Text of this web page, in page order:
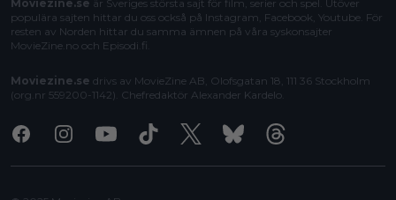
Moviezine.se är Sveriges största sajt för film, serier och spel. Utöver
populära sajten hittar du oss också på Instagram, Facebook, Youtube. För
resten av Norden hittar du samma ämnen på våra syskonsajter
MovieZine.no och Episodi.fi
Moviezine.se drivs av MovieZine AB, Olofsgatan 18, 111 36 Stockholm
(org.nr 559200-1142). Chefredaktör Alexander Kardelo
FacebookInstagramYoutubeTiktok X BlueskyThreads